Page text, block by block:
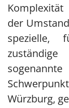
der
spezielle,
sogenannte
Würzburg,